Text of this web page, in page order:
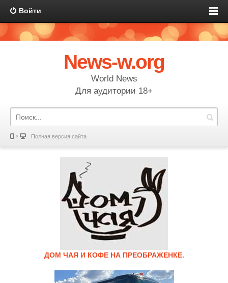
Войти
News-w.org
World News
Для аудитории 18+
Полная версия сайта
ДОМ ЧАЯ И КОФЕ НА ПРЕОБРАЖЕНКЕ.